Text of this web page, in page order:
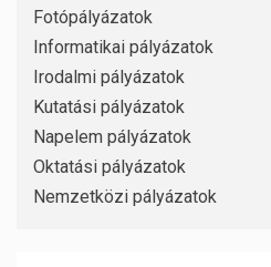
Fotópályázatok
Informatikai pályázatok
Irodalmi pályázatok
Kutatási pályázatok
Napelem pályázatok
Oktatási pályázatok
Nemzetközi pályázatok